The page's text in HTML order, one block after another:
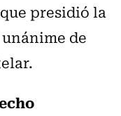
presidió la
de